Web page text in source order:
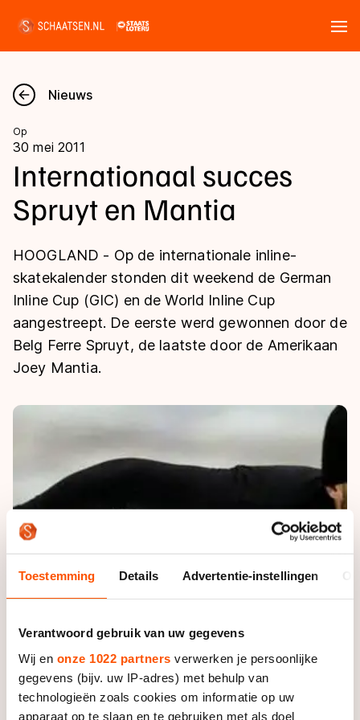
Toestemming Details Advertentie-instellingen
Verantwoord gebruik van uw gegevens
Wij en onze 1022 partners verwerken je persoonlijke
gegevens (bijv. uw IP-adres) met behulp van
technologieën zoals cookies om informatie op uw
apparaat op te slaan en te gebruiken met als doel
Nieuws
Kalender
Disciplines
Langebaan
Shorttrack
Inlineskaten
Kunstschaatsen
Uitslagen
Langebaan
Shorttrack
Marathon
Kunstschaatsen
Tijden & historie
Ranglijsten Langebaan
Persoonlijke records & tijden
Historie & statistiek
De weg op
Algemene Nederlandse Schaatstijd
Deze zomer de weg op
Waar kan ik schaatsen en skaten?
Schaatsfans
Alles voor jou als schaatsfan
Evenementen
Tickets
Livestreams
Word schaatsfan!
Winacties
Olympische Spelen
Olympische Spelen
Medaille overzicht
Nieuws
Op
30 mei 2011
Internationaal succes
Spruyt en Mantia
HOOGLAND - Op de internationale inline-
skatekalender stonden dit weekend de German
Inline Cup (GIC) en de World Inline Cup
aangestreept. De eerste werd gewonnen door de
Belg Ferre Spruyt, de laatste door de Amerikaan
Joey Mantia.